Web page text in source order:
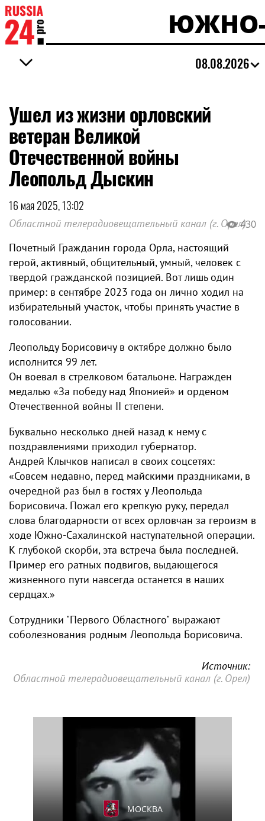
08.08.2026
Ушел из жизни орловский
ветеран Великой
Отечественной войны
Леопольд Дыскин
16 мая 2025, 13:02
Областной телерадиовещательный канал (г. Орел)430
Почетный Гражданин города Орла, настоящий
герой, активный, общительный, умный, человек с
твердой гражданской позицией. Вот лишь один
пример: в сентябре 2023 года он лично ходил на
избирательный участок, чтобы принять участие в
голосовании.
Леопольду Борисовичу в октябре должно было
исполнится 99 лет.
Он воевал в стрелковом батальоне. Награжден
медалью «За победу над Японией» и орденом
Отечественной войны II степени.
Буквально несколько дней назад к нему с
поздравлениями приходил губернатор.
Андрей Клычков написал в своих соцсетях:
«Совсем недавно, перед майскими праздниками, в
очередной раз был в гостях у Леопольда
Борисовича. Пожал его крепкую руку, передал
слова благодарности от всех орловчан за героизм в
ходе Южно-Сахалинской наступательной операции.
К глубокой скорби, эта встреча была последней.
Пример его ратных подвигов, выдающегося
жизненного пути навсегда останется в наших
сердцах.»
Сотрудники "Первого Областного" выражают
соболезнования родным Леопольда Борисовича.
Источник:
Областной телерадиовещательный канал (г. Орел)
МОСКВА